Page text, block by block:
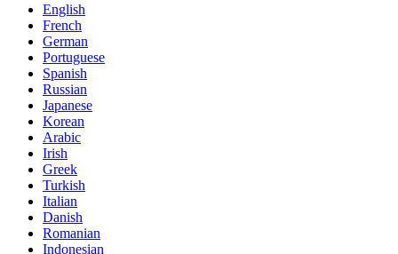
English
French
German
Portuguese
Spanish
Russian
Japanese
Korean
Arabic
Irish
Greek
Turkish
Italian
Danish
Romanian
Indonesian